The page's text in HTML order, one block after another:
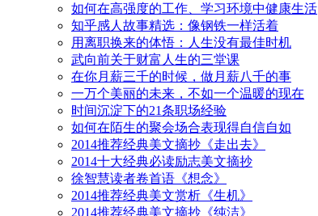
如何在高强度的工作、学习环境中健康生活
知乎感人故事精选：像钢铁一样活着
用离职换来的体悟：人生没有最佳时机
武向前关于财富人生的三堂课
在你月薪三千的时候，做月薪八千的事
一万个美丽的未来，不如一个温暖的现在
时间沉淀下的21条职场经验
如何在陌生的聚会场合表现得自信自如
2014推荐经典美文摘抄《走出去》
2014十大经典必读励志美文摘抄
徐智慧读者卷首语《想念》
2014推荐经典美文赏析《生机》
2014推荐经典美文摘抄《纯洁》